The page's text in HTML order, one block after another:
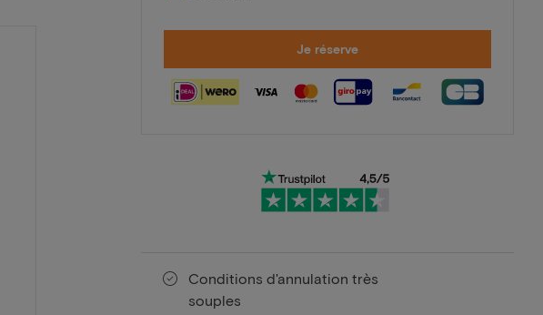
Je réserve
Conditions d'annulation très
souples